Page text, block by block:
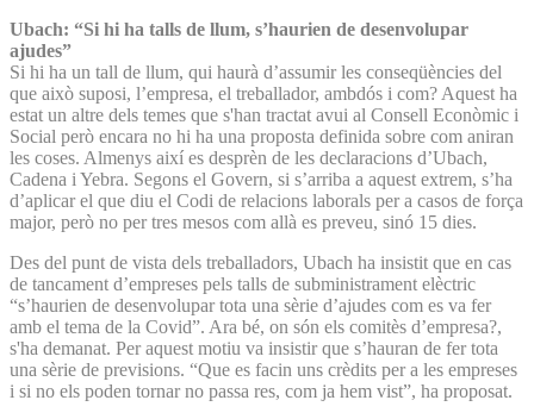
Ubach: “Si hi ha talls de llum, s’haurien de desenvolupar
ajudes”
Si hi ha un tall de llum, qui haurà d’assumir les conseqüències del
que això suposi, l’empresa, el treballador, ambdós i com? Aquest ha
estat un altre dels temes que s'han tractat avui al Consell Econòmic i
Social però encara no hi ha una proposta definida sobre com aniran
les coses. Almenys així es desprèn de les declaracions d’Ubach,
Cadena i Yebra. Segons el Govern, si s’arriba a aquest extrem, s’ha
d’aplicar el que diu el Codi de relacions laborals per a casos de força
major, però no per tres mesos com allà es preveu, sinó 15 dies.
Des del punt de vista dels treballadors, Ubach ha insistit que en cas
de tancament d’empreses pels talls de subministrament elèctric
“s’haurien de desenvolupar tota una sèrie d’ajudes com es va fer
amb el tema de la Covid”. Ara bé, on són els comitès d’empresa?,
s'ha demanat. Per aquest motiu va insistir que s’hauran de fer tota
una sèrie de previsions. “Que es facin uns crèdits per a les empreses
i si no els poden tornar no passa res, com ja hem vist”, ha proposat.